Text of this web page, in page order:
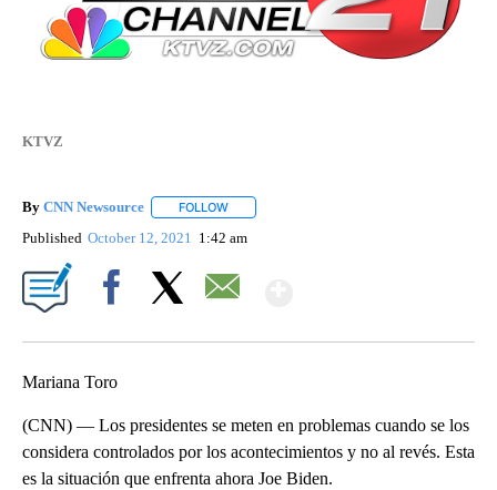
KTVZ
By CNN Newsource FOLLOW
Published October 12, 2021 1:42 am
Mariana Toro
(CNN) — Los presidentes se meten en problemas cuando se los
considera controlados por los acontecimientos y no al revés. Esta
es la situación que enfrenta ahora Joe Biden.